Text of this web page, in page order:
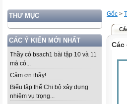
THƯ MỤC
CÁC Ý KIẾN MỚI NHẤT
Thầy có bsach1 bài tập 10 và 11
mà có...
Cảm ơn thầy!...
Biểu tập thể Chi bộ xây dựng
nhiệm vụ trọng...
Gốc >
Các